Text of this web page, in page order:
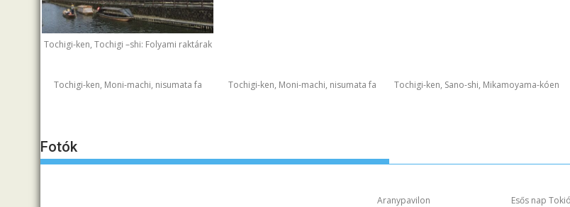
Tochigi-ken, Tochigi –shi: Folyami raktárak
Tochigi-ken, Moni-machi, nisumata fa Tochigi-ken, Moni-machi, nisumata fa Tochigi-ken, Sano-shi, Mikamoyama-kóen
Fotók
Aranypavilon Esős nap